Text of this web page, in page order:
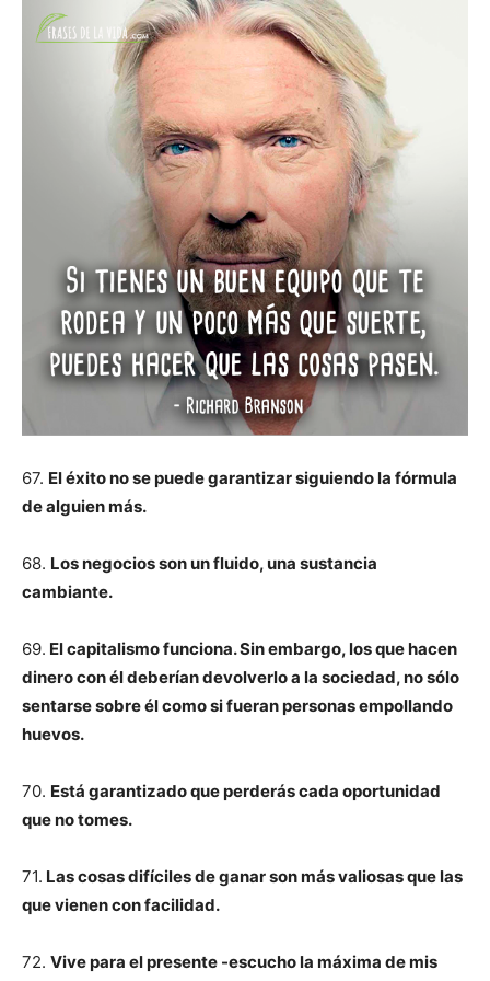
67. El éxito no se puede garantizar siguiendo la fórmula
de alguien más.
68. Los negocios son un fluido, una sustancia
cambiante.
69. El capitalismo funciona. Sin embargo, los que hacen
dinero con él deberían devolverlo a la sociedad, no sólo
sentarse sobre él como si fueran personas empollando
huevos.
70. Está garantizado que perderás cada oportunidad
que no tomes.
71. Las cosas difíciles de ganar son más valiosas que las
que vienen con facilidad.
72. Vive para el presente -escucho la máxima de mis